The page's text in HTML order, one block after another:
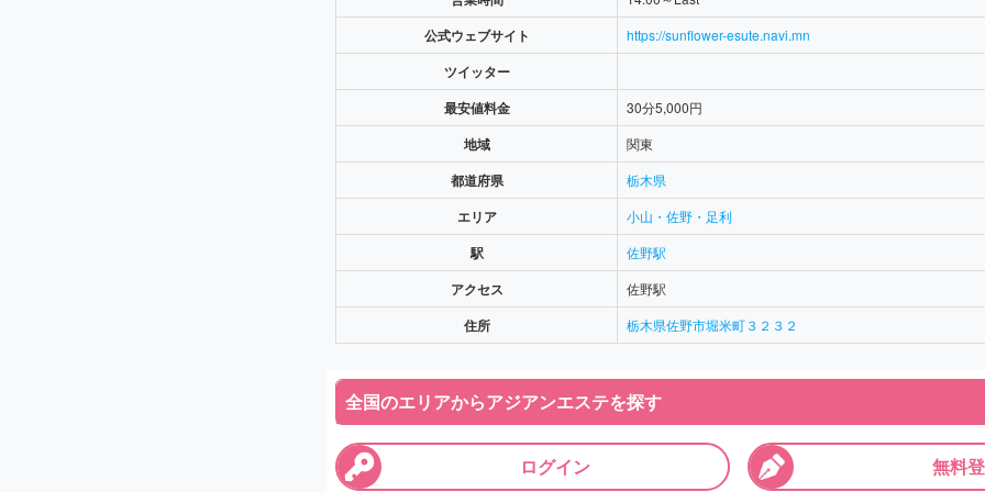
公式ウェブサイト https://sunflower-esute.navi.mn
ツイッター
最安値料金
30分5,000円
地域 関東
都道府県 栃木県
エリア 小山・佐野・足利
駅 佐野駅
アクセス 佐野駅
住所 栃木県佐野市堀米町３２３２
全国のエリアからアジアンエステを探す
ログイン 無料